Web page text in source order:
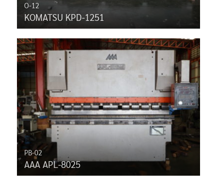
O-12
KOMATSU KPD-1251
PB-02
AAA APL-8025